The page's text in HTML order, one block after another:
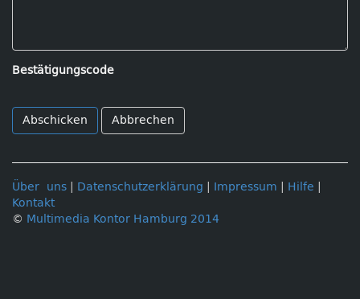
Bestätigungscode
Abbrechen
Über uns Datenschutzerklärung Impressum Hilfe
Kontakt
© Multimedia Kontor Hamburg 2014